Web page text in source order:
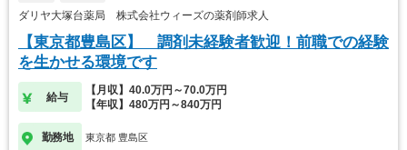
ダリヤ大塚台薬局 株式会社ウィーズの薬剤師求人
【東京都豊島区】 調剤未経験者歓迎！前職での経験
を生かせる環境です
給与
【月収】40.0万円～70.0万円
【年収】480万円～840万円
勤務地 東京都 豊島区